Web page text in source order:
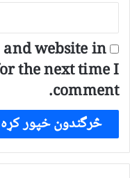
website in
the next time I
comment.